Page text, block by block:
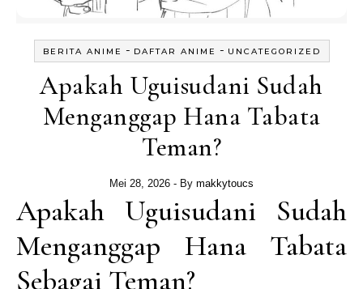
BERITA ANIME - DAFTAR ANIME - UNCATEGORIZED
Apakah Uguisudani Sudah
Menganggap Hana Tabata
Teman?
Mei 28, 2026 - By makkytoucs
Apakah Uguisudani Sudah
Menganggap Hana Tabata
Sebagai Teman?